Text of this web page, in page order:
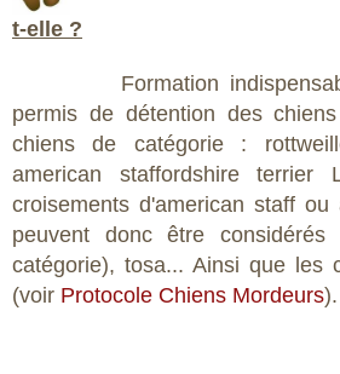
t-elle ?
Formation indispensable
permis de détention des
chiens de catégorie :
american staffordshire
croisements d'american staff ou
peuvent donc être
catégorie), tosa... Ainsi que les
(voir Protocole Chiens Mordeurs).